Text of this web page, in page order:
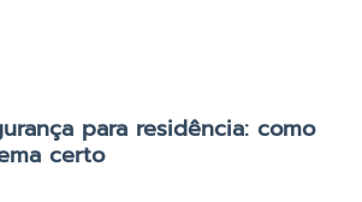
para residência: como
certo